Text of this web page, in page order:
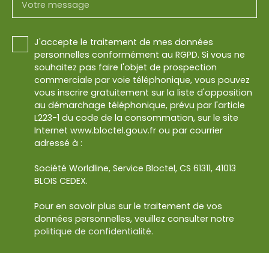
Votre message
J'accepte le traitement de mes données
personnelles conformément au RGPD. Si vous ne
souhaitez pas faire l'objet de prospection
commerciale par voie téléphonique, vous pouvez
vous inscrire gratuitement sur la liste d'opposition
au démarchage téléphonique, prévu par l'article
L223-1 du code de la consommation, sur le site
Internet www.bloctel.gouv.fr ou par courrier
adressé à :
Société Worldline, Service Bloctel, CS 61311, 41013
BLOIS CEDEX.
Pour en savoir plus sur le traitement de vos
données personnelles, veuillez consulter notre
politique de confidentialité.